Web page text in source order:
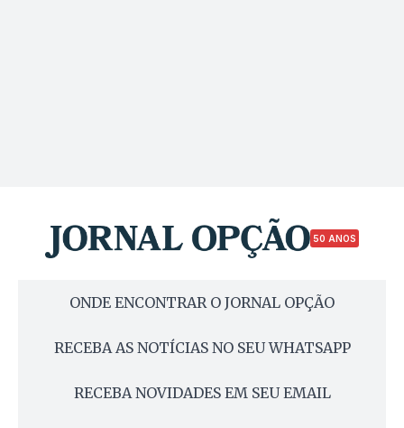
50 ANOS
ONDE ENCONTRAR O JORNAL OPÇÃO
RECEBA AS NOTÍCIAS NO SEU WHATSAPP
RECEBA NOVIDADES EM SEU EMAIL